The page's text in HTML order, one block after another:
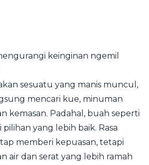
keinginan ngemil
sesuatu yang manis muncul,
mencari kue, minuman
kemasan. Padahal, buah seperti
yang lebih baik. Rasa
memberi kepuasan, tetapi
air dan serat yang lebih ramah